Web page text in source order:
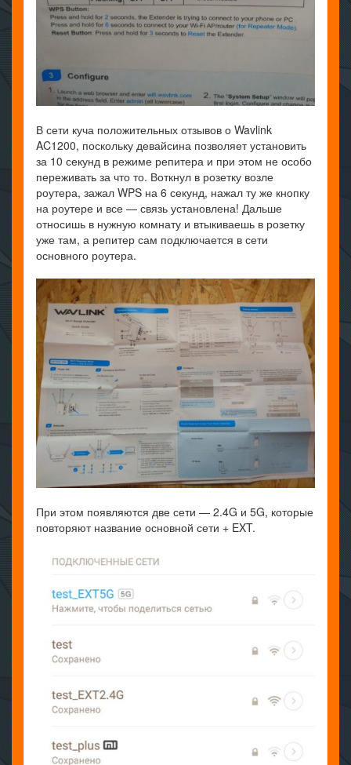
В сети куча положительных отзывов о Wavlink
AC1200, поскольку девайсина позволяет установить
за 10 секунд в режиме репитера и при этом не особо
переживать за что то. Воткнул в розетку возле
роутера, зажал WPS на 6 секунд, нажал ту же кнопку
на роутере и все — связь установлена! Дальше
относишь в нужную комнату и втыкиваешь в розетку
уже там, а репитер сам подключается в сети
основного роутера.
При этом появляются две сети — 2.4G и 5G, которые
повторяют название основной сети + EXT.